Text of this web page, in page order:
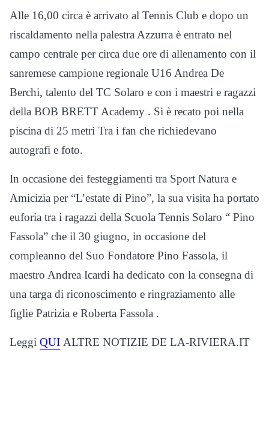
Alle 16,00 circa è arrivato al Tennis Club e dopo un
riscaldamento nella palestra Azzurra è entrato nel
campo centrale per circa due ore di allenamento con il
sanremese campione regionale U16 Andrea De
Berchi, talento del TC Solaro e con i maestri e ragazzi
della BOB BRETT Academy . Si è recato poi nella
piscina di 25 metri Tra i fan che richiedevano
autografi e foto.
In occasione dei festeggiamenti tra Sport Natura e
Amicizia per “L’estate di Pino”, la sua visita ha portato
euforia tra i ragazzi della Scuola Tennis Solaro “ Pino
Fassola” che il 30 giugno, in occasione del
compleanno del Suo Fondatore Pino Fassola, il
maestro Andrea Icardi ha dedicato con la consegna di
una targa di riconoscimento e ringraziamento alle
figlie Patrizia e Roberta Fassola .
Leggi QUI ALTRE NOTIZIE DE LA-RIVIERA.IT